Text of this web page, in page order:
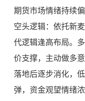
期货市场情绪持续
空头逻辑：依托新
代逻辑逢高布局。
价支撑，主动做多
落地后逐步消化，
弹，资金观望情绪